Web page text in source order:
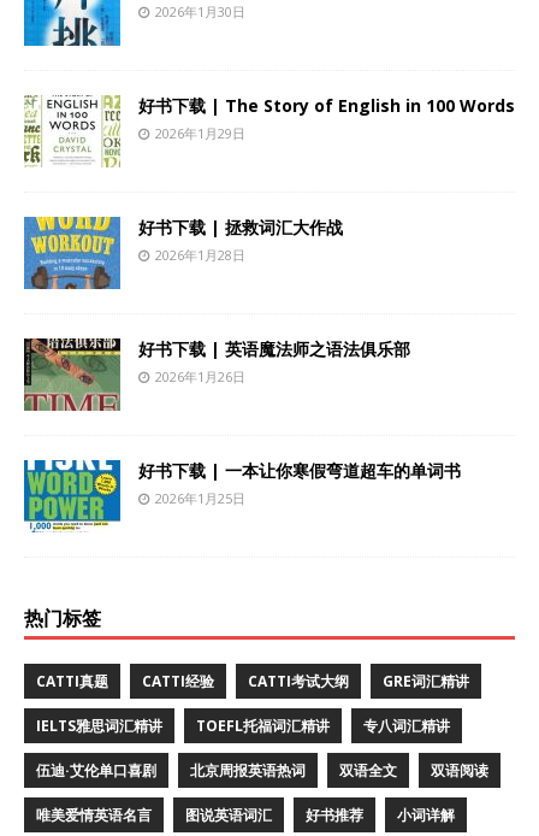
2026年1月30日
好书下载 | The Story of English in 100 Words
2026年1月29日
好书下载 | 拯救词汇大作战
2026年1月28日
好书下载 | 英语魔法师之语法俱乐部
2026年1月26日
好书下载 | 一本让你寒假弯道超车的单词书
2026年1月25日
热门标签
CATTI真题 CATTI经验 CATTI考试大纲 GRE词汇精讲
IELTS雅思词汇精讲 TOEFL托福词汇精讲 专八词汇精讲
伍迪·艾伦单口喜剧 北京周报英语热词 双语全文 双语阅读
唯美爱情英语名言 图说英语词汇 好书推荐 小词详解